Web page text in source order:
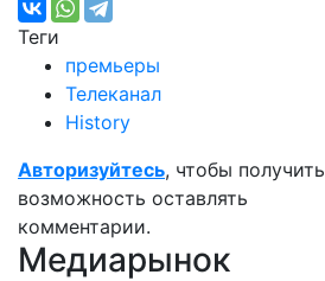
Теги
премьеры
Телеканал
History
Авторизуйтесь, чтобы получить
возможность оставлять
комментарии.
Медиарынок